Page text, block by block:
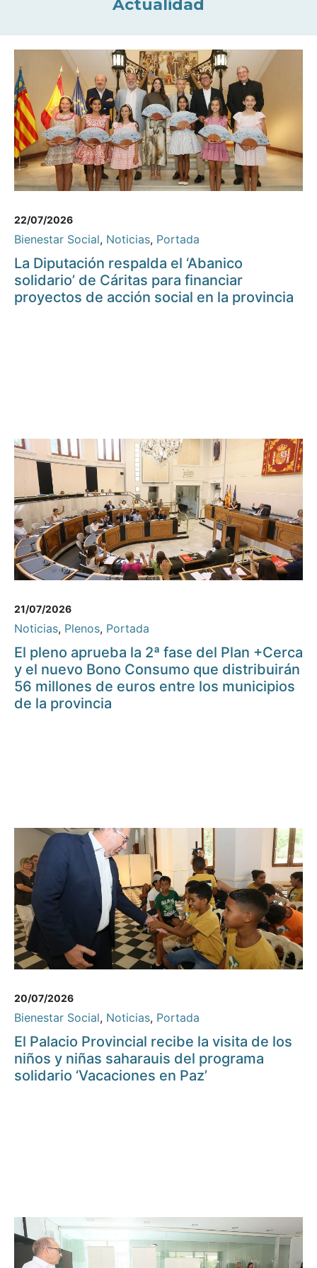
Actualidad
22/07/2026
Bienestar Social, Noticias, Portada
La Diputación respalda el ‘Abanico
solidario’ de Cáritas para financiar
proyectos de acción social en la provincia
21/07/2026
Noticias, Plenos, Portada
El pleno aprueba la 2ª fase del Plan +Cerca
y el nuevo Bono Consumo que distribuirán
56 millones de euros entre los municipios
de la provincia
20/07/2026
Bienestar Social, Noticias, Portada
El Palacio Provincial recibe la visita de los
niños y niñas saharauis del programa
solidario ‘Vacaciones en Paz’